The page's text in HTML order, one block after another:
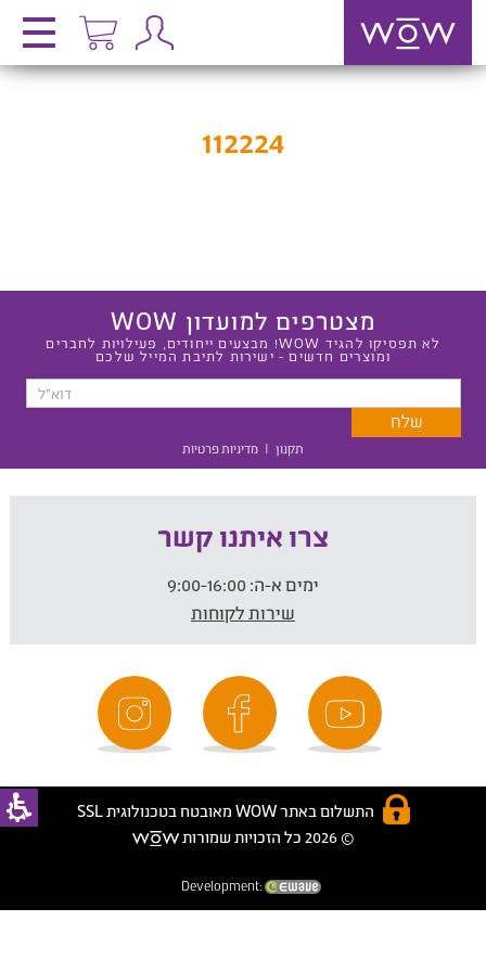
112224
מצטרפים למועדון WOW
לא תפסיקו להגיד WOW! מבצעים ייחודים, פעילויות לחברים
ומוצרים חדשים - ישירות לתיבת המייל שלכם
תקנון | מדיניות פרטיות
צרו איתנו קשר
ימים א-ה:
שירות לקוחות
התשלום באתר WOW מאובטח בטכנולוגית SSL
© 2026 כל הזכויות שמורות
Development: